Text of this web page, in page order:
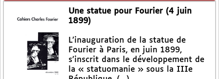
Une statue pour Fourier (4 juin
1899)
L’inauguration de la statue de
Fourier à Paris, en juin 1899,
s’inscrit dans le développement de
la « statuomanie » sous la IIIe